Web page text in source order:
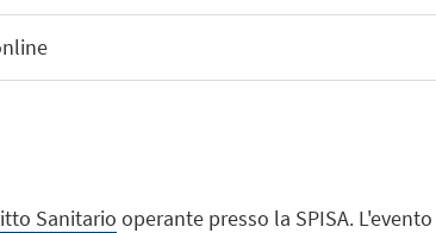
Sanitario operante presso la SPISA.